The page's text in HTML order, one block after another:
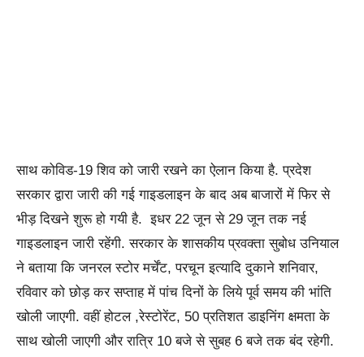
साथ कोविड-19 शिव को जारी रखने का ऐलान किया है. प्रदेश
सरकार द्वारा जारी की गई गाइडलाइन के बाद अब बाजारों में फिर से
भीड़ दिखने शुरू हो गयी है. इधर 22 जून से 29 जून तक नई
गाइडलाइन जारी रहेंगी. सरकार के शासकीय प्रवक्ता सुबोध उनियाल
ने बताया कि जनरल स्टोर मर्चेंट, परचून इत्यादि दुकाने शनिवार,
रविवार को छोड़ कर सप्ताह में पांच दिनों के लिये पूर्व समय की भांति
खोली जाएगी. वहीं होटल ,रेस्टोरेंट, 50 प्रतिशत डाइनिंग क्षमता के
साथ खोली जाएगी और रात्रि 10 बजे से सुबह 6 बजे तक बंद रहेगी.